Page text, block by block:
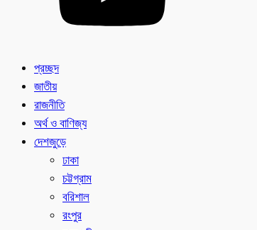
প্রচ্ছদ
জাতীয়
রাজনীতি
অর্থ ও বাণিজ্য
দেশজুড়ে
ঢাকা
চট্টগ্রাম
বরিশাল
রংপুর